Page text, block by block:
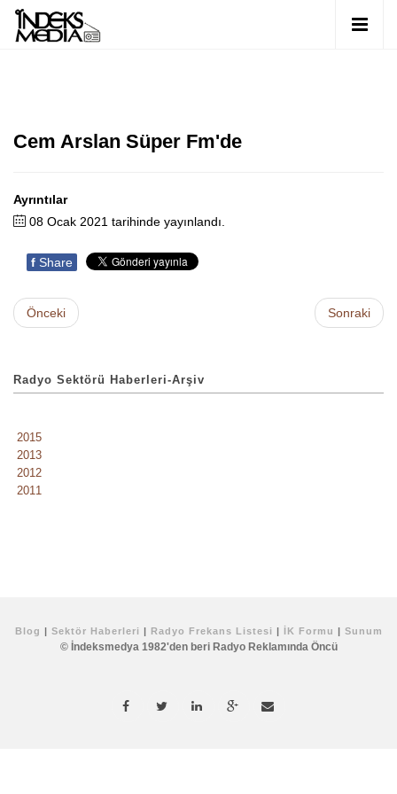
Cem Arslan Süper Fm'de
Ayrıntılar
08 Ocak 2021 tarihinde yayınlandı.
f Share
Önceki Sonraki
Radyo Sektörü Haberleri-Arşiv
2015
2013
2012
2011
Blog | Sektör Haberleri | Radyo Frekans Listesi | İK Formu | Sunum
© İndeksmedya 1982'den beri Radyo Reklamında Öncü